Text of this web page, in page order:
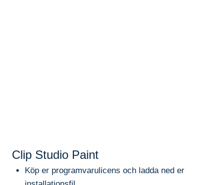
Clip Studio Paint
Köp er programvarulicens och ladda ned er